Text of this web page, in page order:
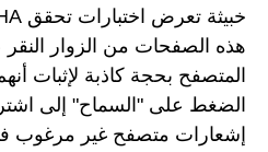
هذه الصفحات من الزوار
المتصفح بحجة كاذبة لإثبات
الضغط على "السماح" إلى
إشعارات متصفح غير مرغوب